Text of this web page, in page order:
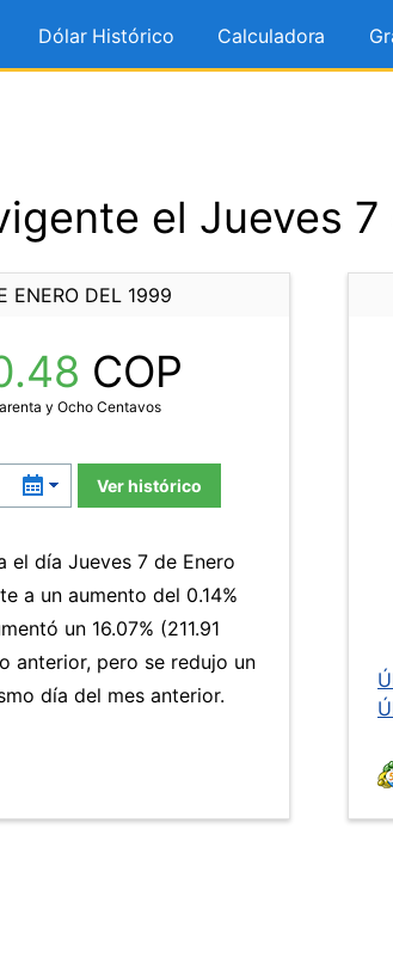
Dólar Histórico Calculadora
el Jueves
ENERO DEL 1999
COP
y Ocho Centavos
Ver histórico
el día Jueves 7 de Enero
a un aumento del 0.14%
un 16.07% (211.91
anterior, pero se redujo un
día del mes anterior.